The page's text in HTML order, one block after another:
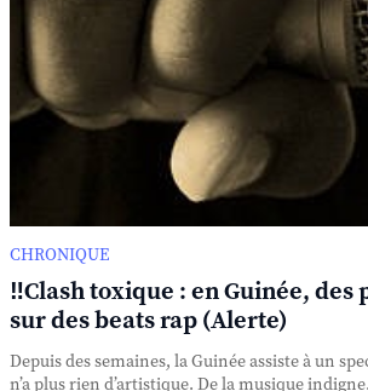
CHRONIQUE
‼️Clash toxique : en Guinée, des
sur des beats rap (Alerte)
Depuis des semaines, la Guinée assiste à un
n’a plus rien d’artistique. De la musique